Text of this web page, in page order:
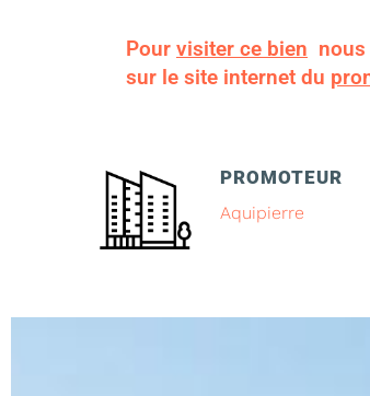
Pour visiter ce bien
sur le site internet du
PROMOTEUR
Aquipierre